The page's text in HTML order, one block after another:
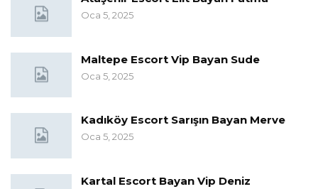
Oca 5, 2025
Maltepe Escort Vip Bayan Sude
Oca 5, 2025
Kadıköy Escort Sarışın Bayan Merve
Oca 5, 2025
Kartal Escort Bayan Vip Deniz